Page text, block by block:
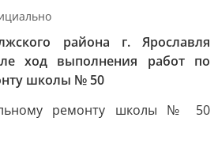
района г. Ярославля
ход выполнения работ по
школы № 50
ремонту школы № 50